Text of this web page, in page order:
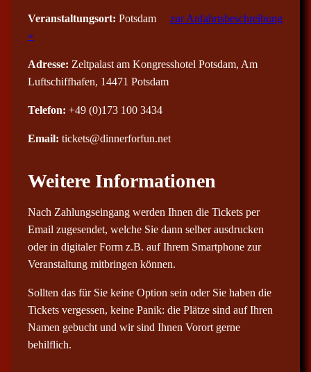
Veranstaltungsort: Potsdam zur Anfahrtsbeschreibung
»
Adresse: Zeltpalast am Kongresshotel Potsdam, Am
Luftschiffhafen, 14471 Potsdam
Telefon: +49 (0)173 100 3434
Email: tickets@dinnerforfun.net
Weitere Informationen
Nach Zahlungseingang werden Ihnen die Tickets per
Email zugesendet, welche Sie dann selber ausdrucken
oder in digitaler Form z.B. auf Ihrem Smartphone zur
Veranstaltung mitbringen können.
Sollten das für Sie keine Option sein oder Sie haben die
Tickets vergessen, keine Panik: die Plätze sind auf Ihren
Namen gebucht und wir sind Ihnen Vorort gerne
behilflich.